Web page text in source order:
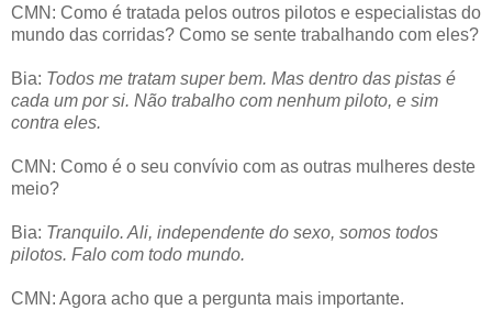
CMN: Como é tratada pelos outros pilotos e especialistas do
mundo das corridas? Como se sente trabalhando com eles?
Bia: Todos me tratam super bem. Mas dentro das pistas é
cada um por si. Não trabalho com nenhum piloto, e sim
contra eles.
CMN: Como é o seu convívio com as outras mulheres deste
meio?
Bia: Tranquilo. Ali, independente do sexo, somos todos
pilotos. Falo com todo mundo.
CMN: Agora acho que a pergunta mais importante.